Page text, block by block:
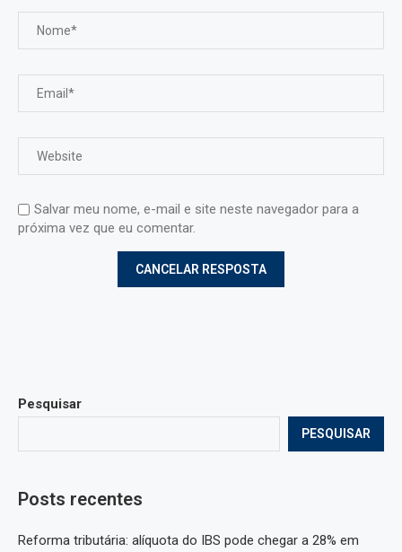
Salvar meu nome, e-mail e site neste navegador para a
próxima vez que eu comentar.
Pesquisar
PESQUISAR
Posts recentes
Reforma tributária: alíquota do IBS pode chegar a 28% em